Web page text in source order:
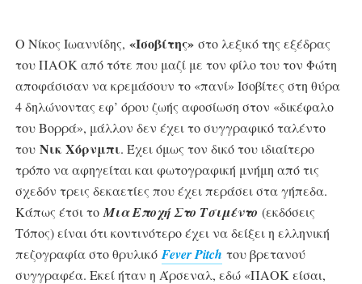
Ο Νίκος Ιωαννίδης, «Ισοβίτης»στο λεξικό της εξέδρας
του ΠΑΟΚ από τότε που μαζί με τον φίλο του τον Φώτη
αποφάσισαν να κρεμάσουν το «πανί» Ισοβίτες στη θύρα
4 δηλώνοντας εφ’ όρου ζωής αφοσίωση στον «δικέφαλο
του Βορρά», μάλλον δεν έχει το συγγραφικό ταλέντο
του Νικ Χόρνμπι. Έχει όμως τον δικό του ιδιαίτερο
τρόπο να αφηγείται και φωτογραφική μνήμη από τις
σχεδόν τρεις δεκαετίες που έχει περάσει στα γήπεδα.
Κάπως έτσι το Μια Εποχή Στο Τσιμέντο (εκδόσεις
Τόπος) είναι ότι κοντινότερο έχει να δείξει η ελληνική
πεζογραφία στο θρυλικό Fever Pitch του βρετανού
συγγραφέα. Εκεί ήταν η Άρσεναλ, εδώ «ΠΑΟΚ είσαι,